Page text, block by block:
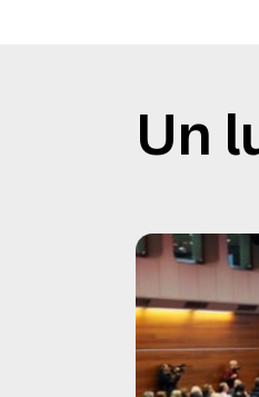
Un